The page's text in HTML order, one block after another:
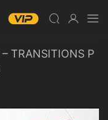
TRANSITIONS P